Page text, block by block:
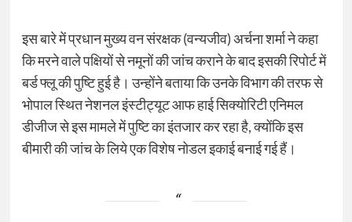
इस बारे में प्रधान मुख्य वन संरक्षक (वन्यजीव) अर्चना शर्मा ने कहा
कि मरने वाले पक्षियों से नमूनों की जांच कराने के बाद इसकी रिपोर्ट में
बर्ड फ्लू की पुष्टि हुई है। उन्होंने बताया कि उनके विभाग की तरफ से
भोपाल स्थित नेशनल इंस्टीट्यूट आफ हाई सिक्योरिटी एनिमल
डीजीज से इस मामले में पुष्टि का इंतजार कर रहा है, क्योंकि इस
बीमारी की जांच के लिये एक विशेष नोडल इकाई बनाई गई हैं।